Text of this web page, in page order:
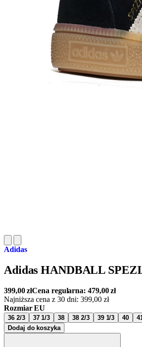
Adidas
Adidas HANDBALL
399,00złCena regularna:479,00zł
Najniższa cena z 30 dni: 399,00 zł
Rozmiar EU
36 2/3 37 1/3 38 38 2/3 39 1/3 40
Dodaj do koszyka